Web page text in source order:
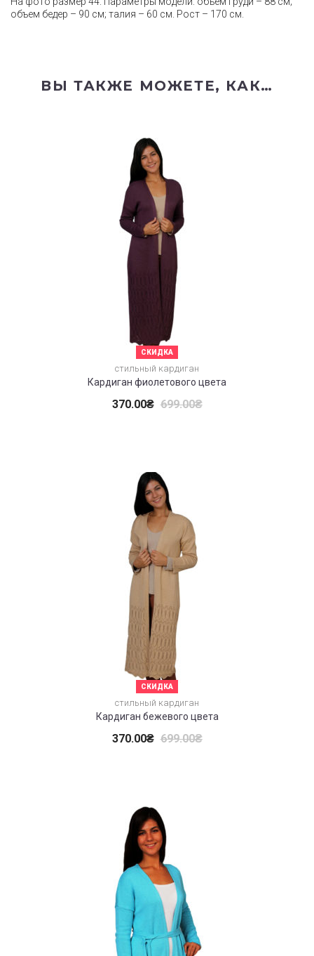
объем бедер – 90 см; талия – 60 см. Рост – 170 см.
ВЫ ТАКЖЕ МОЖЕТЕ, КАК…
СКИДКА
стильный кардиган
Кардиган фиолетового цвета
370.00₴ 699.00₴
СКИДКА
стильный кардиган
Кардиган бежевого цвета
370.00₴ 699.00₴